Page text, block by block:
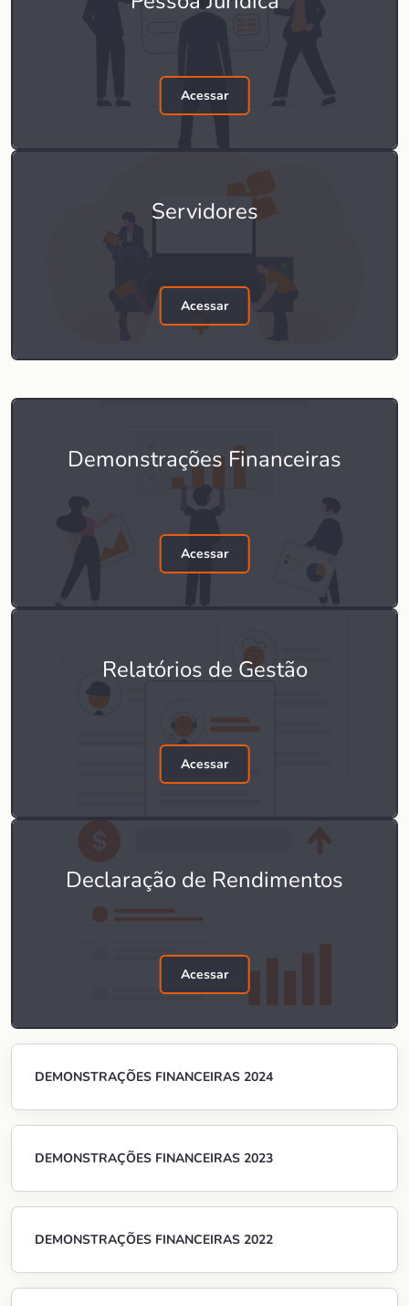
Acessar
Servidores
Acessar
Demonstrações Financeiras
Acessar
Relatórios de Gestão
Acessar
Declaração de Rendimentos
Acessar
DEMONSTRAÇÕES FINANCEIRAS 2024
DEMONSTRAÇÕES FINANCEIRAS 2023
DEMONSTRAÇÕES FINANCEIRAS 2022